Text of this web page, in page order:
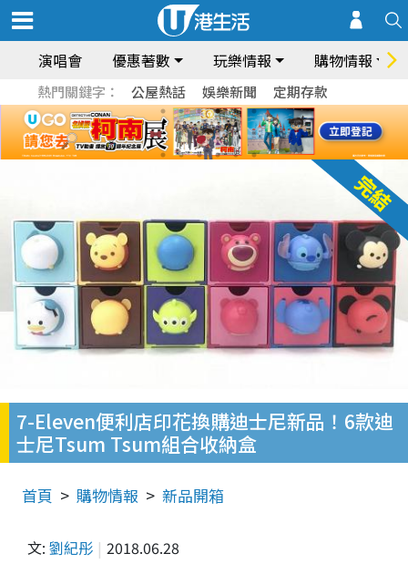
演唱會 優惠著數 玩樂情報 購物情報
熱門關鍵字： 公屋熱話 娛樂新聞 定期存款
7-Eleven便利店印花換購迪士尼新品！6款迪
士尼Tsum Tsum組合收納盒
首頁 購物情報 新品開箱
文: 劉紀彤 2018.06.28